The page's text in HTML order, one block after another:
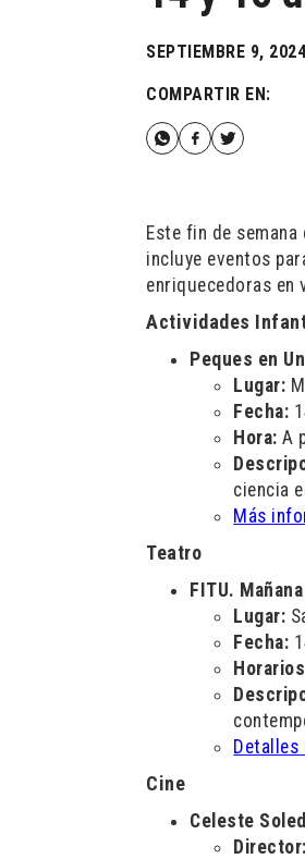
SEPTIEMBRE 9,
COMPARTIR EN:
Este fin de
incluye eventos
enriquecedoras en
Actividades
Peques en
Lugar:
Fecha:
Hora: A
ciencia
Más
Teatro
FITU.
Lugar:
Fecha:
Detalles
Cine
Celeste
Director: